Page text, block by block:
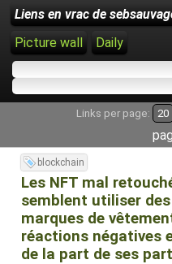
Liens en vrac de
Picture wall
Daily
Links per page: 20
blockchain
Les NFT mal
semblent utiliser
marques de
réactions négatives
de la part de ses